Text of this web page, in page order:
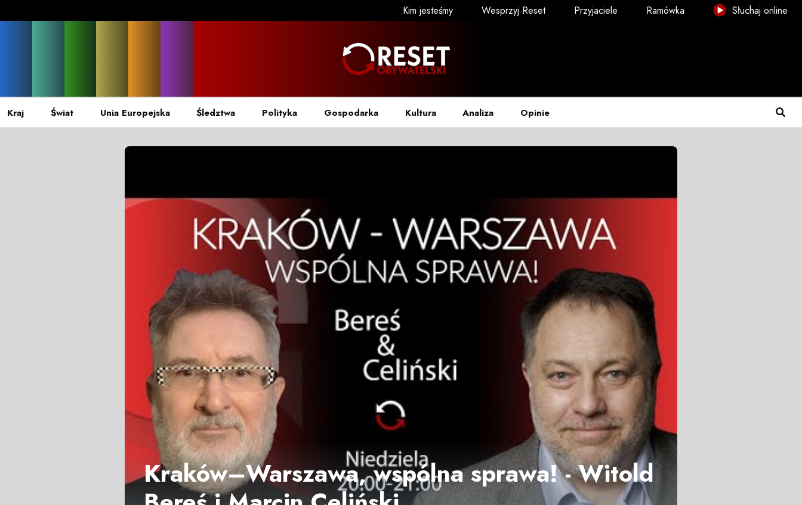
Kim jesteśmy Wesprzyj Reset Przyjaciele Ramówka Słuchaj online
Kraj Świat Unia Europejska Śledztwa Polityka Gospodarka Kultura Analiza Opinie
Kraków–Warszawa, wspólna sprawa! - Witold